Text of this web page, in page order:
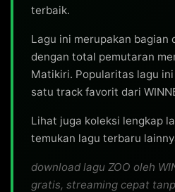
terbaik.
Lagu ini merupakan bagian
dengan total pemutaran
Matikiri. Popularitas lagu
satu track favorit dari
Lihat juga koleksi lengkap
temukan lagu terbaru
download lagu ZOO oleh
gratis, streaming cepat